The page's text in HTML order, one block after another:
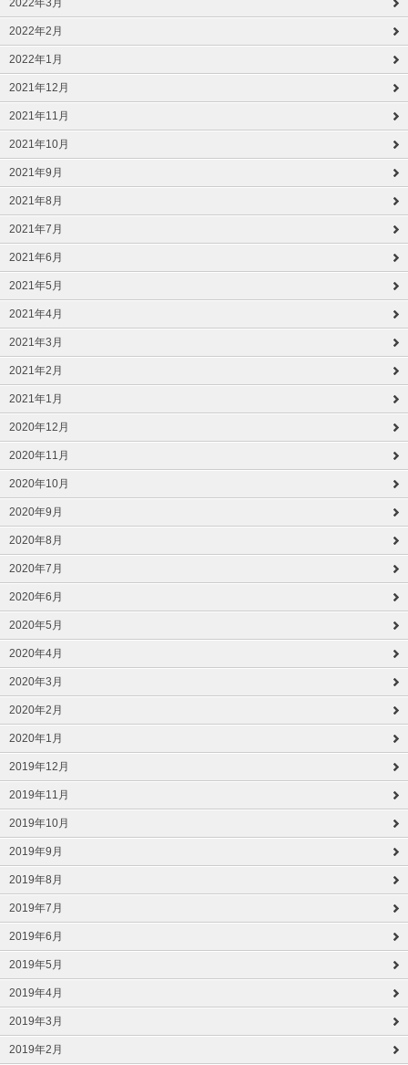
2022年3月
2022年2月
2022年1月
2021年12月
2021年11月
2021年10月
2021年9月
2021年8月
2021年7月
2021年6月
2021年5月
2021年4月
2021年3月
2021年2月
2021年1月
2020年12月
2020年11月
2020年10月
2020年9月
2020年8月
2020年7月
2020年6月
2020年5月
2020年4月
2020年3月
2020年2月
2020年1月
2019年12月
2019年11月
2019年10月
2019年9月
2019年8月
2019年7月
2019年6月
2019年5月
2019年4月
2019年3月
2019年2月